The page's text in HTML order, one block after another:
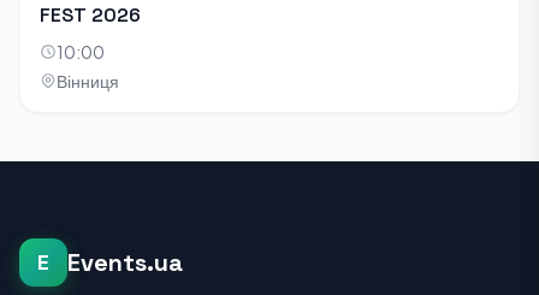
FEST 2026
10:00
Вінниця
E Events.ua